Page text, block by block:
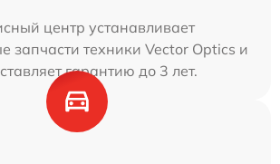
центр устанавливает
запчасти техники Vector Optics и
гарантию до 3 лет.